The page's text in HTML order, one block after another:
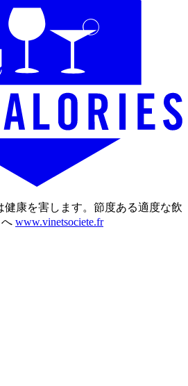
康を害します。節度ある適度な飲
www.vinetsociete.fr